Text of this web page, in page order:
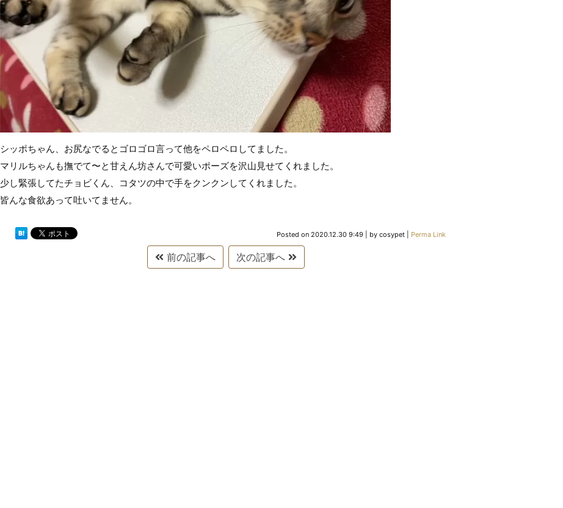
シッポちゃん、お尻なでるとゴロゴロ言って他をペロペロしてました。
マリルちゃんも撫でて〜と甘えん坊さんで可愛いポーズを沢山見せてくれました。
少し緊張してたチョビくん、コタツの中で手をクンクンしてくれました。
皆んな食欲あって吐いてません。
Posted on 2020.12.30 9:49 by cosypet Perma Link
前の記事へ 次の記事へ